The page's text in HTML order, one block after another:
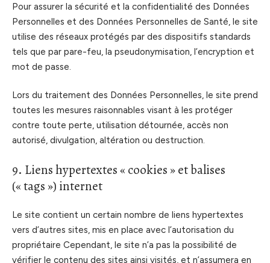
Pour assurer la sécurité et la confidentialité des Données
Personnelles et des Données Personnelles de Santé, le site
utilise des réseaux protégés par des dispositifs standards
tels que par pare-feu, la pseudonymisation, l’encryption et
mot de passe.
Lors du traitement des Données Personnelles, le site prend
toutes les mesures raisonnables visant à les protéger
contre toute perte, utilisation détournée, accès non
autorisé, divulgation, altération ou destruction.
9. Liens hypertextes « cookies » et balises
(« tags ») internet
Le site contient un certain nombre de liens hypertextes
vers d’autres sites, mis en place avec l’autorisation du
propriétaire Cependant, le site n’a pas la possibilité de
vérifier le contenu des sites ainsi visités, et n’assumera en